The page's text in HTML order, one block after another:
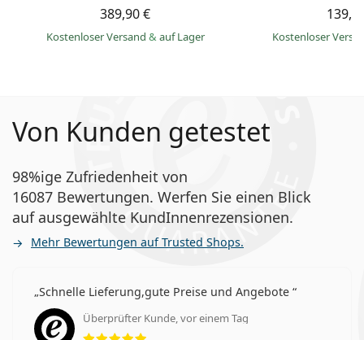
389,90 €
Kostenloser Versand & auf Lager Kostenloser
Von Kunden getestet
98%ige Zufriedenheit von
16087 Bewertungen. Werfen Sie einen Blick
auf ausgewählte KundInnenrezensionen.
Mehr Bewertungen auf Trusted Shops.
Schnelle Lieferung,gute Preise und Angebote
Überprüfter Kunde, vor einem Tag
Bewertung 5 aus 5